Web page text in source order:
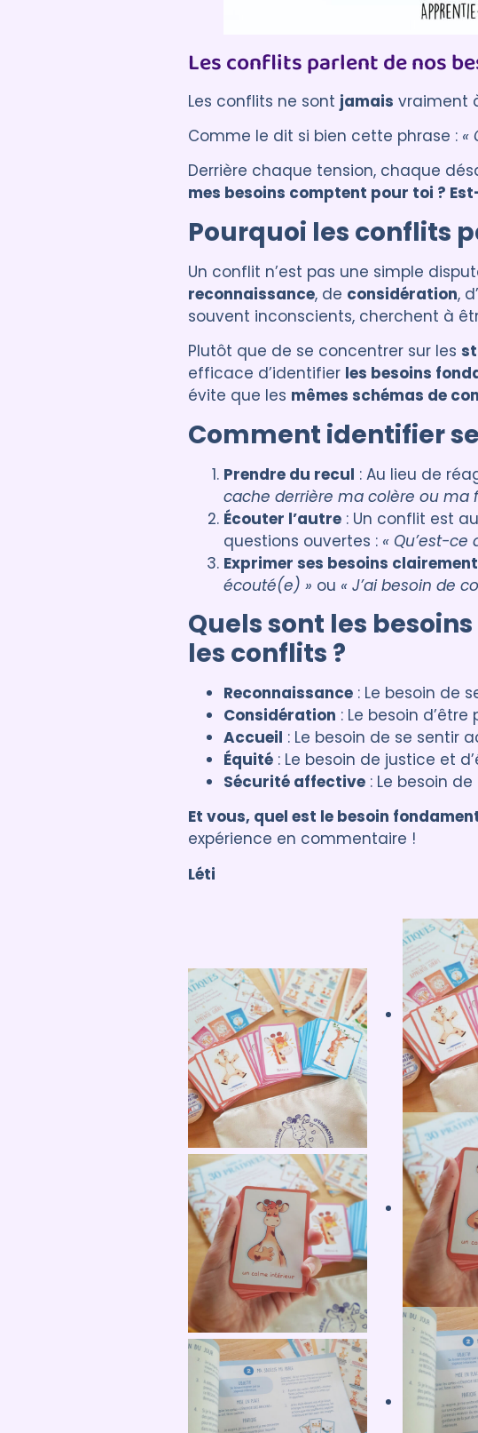
Les conflits parlent de nos
Les conflits ne sont jamais vraiment
Comme le dit si bien cette phrase : «
Derrière chaque tension, chaque
mes besoins comptent pour toi ?
Pourquoi les conflits
Un conflit n’est pas une simple
reconnaissance, de considération, d’
souvent inconscients, cherchent à
Plutôt que de se concentrer sur les
efficace d’identifier les besoins
évite que les mêmes schémas de
Comment identifier
Prendre du recul : Au lieu de
cache derrière ma colère ou ma
Écouter l’autre : Un conflit est
questions ouvertes : « Qu’est-
Exprimer ses besoins clairement
écouté(e) » ou « J’ai besoin de
Quels sont les
les conflits ?
Reconnaissance : Le besoin de
Considération : Le besoin d’être
Accueil : Le besoin de se sentir
Équité : Le besoin de justice et
Sécurité affective : Le besoin
Et vous, quel est le besoin
expérience en commentaire !
Léti